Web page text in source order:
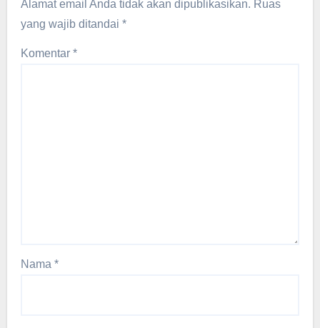
Alamat email Anda tidak akan dipublikasikan. Ruas
yang wajib ditandai*
Komentar*
Nama*